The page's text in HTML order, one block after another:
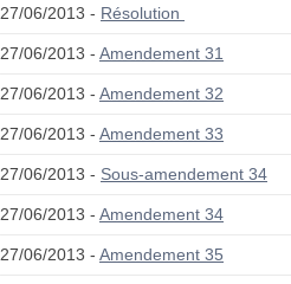
27/06/2013 - Résolution
27/06/2013 - Amendement 31
27/06/2013 - Amendement 32
27/06/2013 - Amendement 33
27/06/2013 - Sous-amendement 34
27/06/2013 - Amendement 34
27/06/2013 - Amendement 35